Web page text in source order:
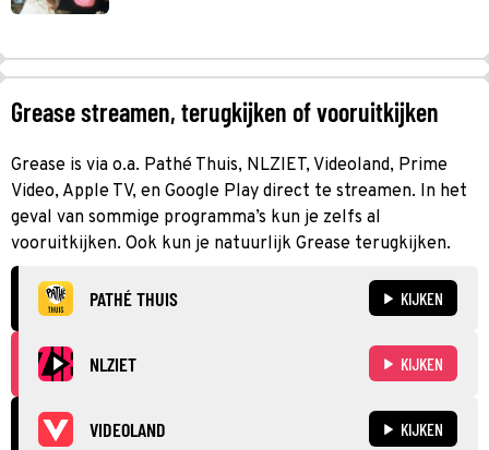
Grease streamen, terugkijken of vooruitkijken
Grease is via o.a. Pathé Thuis, NLZIET, Videoland, Prime
Video, Apple TV, en Google Play direct te streamen. In het
geval van sommige programma’s kun je zelfs al
vooruitkijken. Ook kun je natuurlijk Grease terugkijken.
PATHÉ THUIS KIJKEN
NLZIET KIJKEN
VIDEOLAND KIJKEN